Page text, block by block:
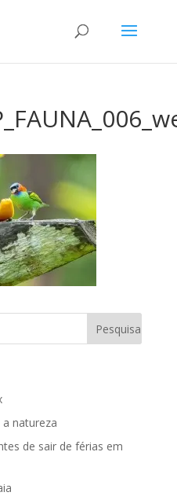
natureza
de sair de férias em